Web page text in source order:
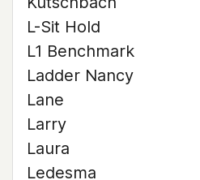
L-Sit Hold
L1 Benchmark
Ladder Nancy
Lane
Larry
Laura
Ledesma